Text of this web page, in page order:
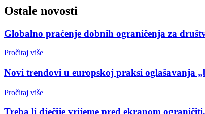
Ostale novosti
Globalno praćenje dobnih ograničenja za
Pročitaj više
Novi trendovi u europskoj praksi oglašavanja
Pročitaj više